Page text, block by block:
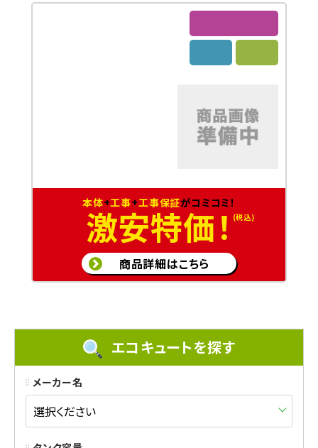
本体+工事+工事保証がコミコミ！
激安特価！
商品詳細はこちら
エコキュートを探す
メーカー名